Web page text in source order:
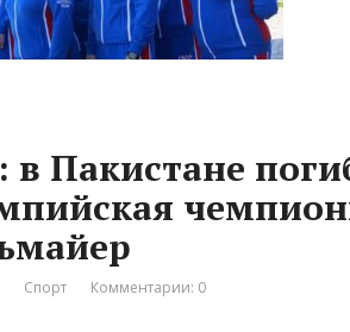
в Пакистане
Спорт Комментарии: 0